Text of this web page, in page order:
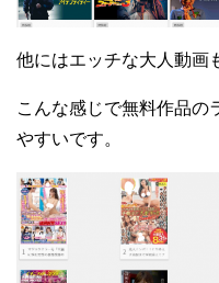
他にはエッチな大人動画
こんな感じで無料作品の
やすいです。